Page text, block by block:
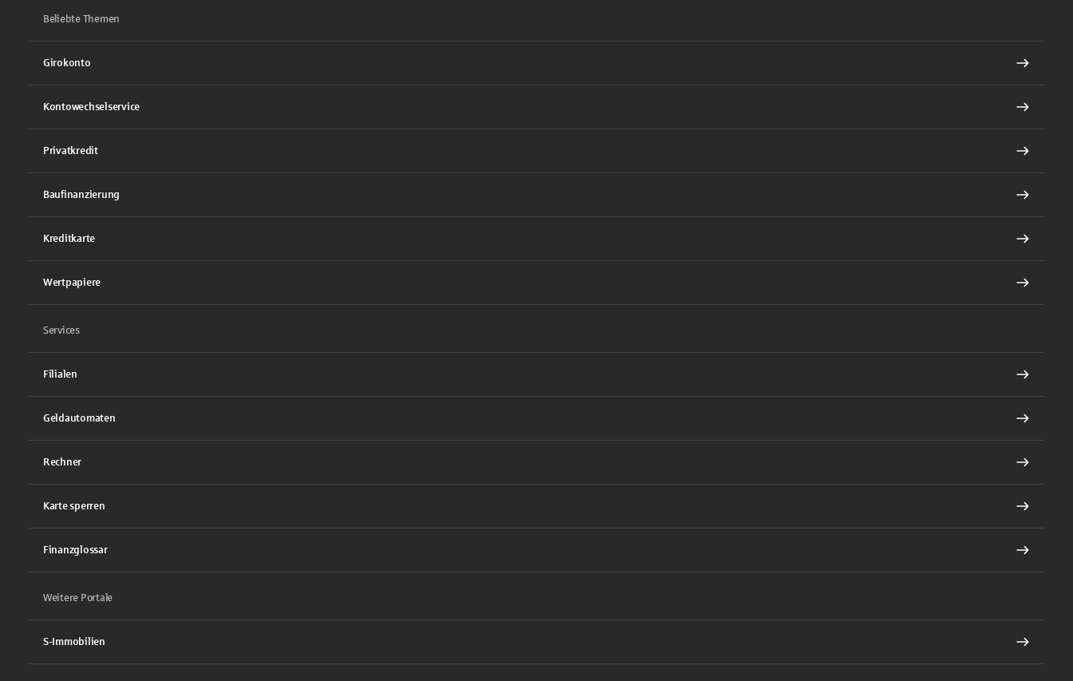
Beliebte Themen
Girokonto
Kontowechselservice
Privatkredit
Baufinanzierung
Kreditkarte
Wertpapiere
Services
Filialen
Geldautomaten
Rechner
Karte sperren
Finanzglossar
Weitere Portale
S-Immobilien